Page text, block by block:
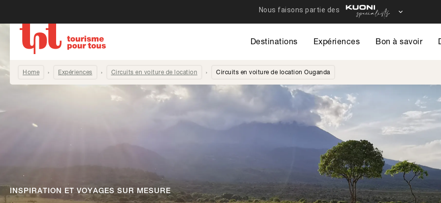
Destinations Expériences Bon à savoir
Home Expériences Circuits en voiture de location Circuits en voiture de location Ouganda
INSPIRATION ET VOYAGES SUR MESURE